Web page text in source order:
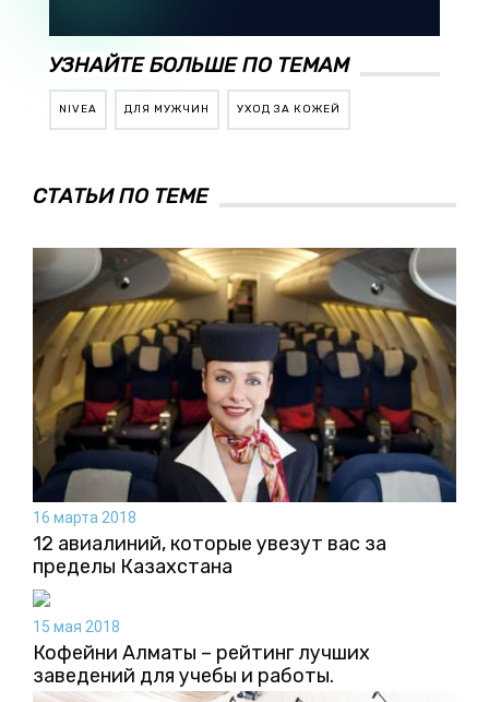
УЗНАЙТЕ БОЛЬШЕ ПО ТЕМАМ
NIVEA ДЛЯ МУЖЧИН УХОД ЗА КОЖЕЙ
СТАТЬИ ПО ТЕМЕ
16 марта 2018
12 авиалиний, которые увезут вас за
пределы Казахстана
15 мая 2018
Кофейни Алматы – рейтинг лучших
заведений для учебы и работы.